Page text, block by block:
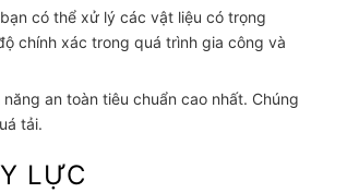
có thể xử lý các vật liệu có trọng
chính xác trong quá trình gia công và
an toàn tiêu chuẩn cao nhất. Chúng
tải.
LỰC